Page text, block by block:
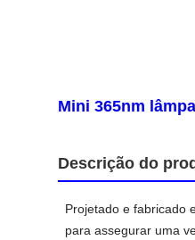
Mini 365nm
Descrição do
Projetado e fabricado
para assegurar uma